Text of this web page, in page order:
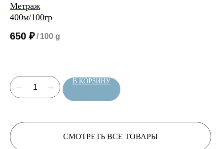
Метраж
400м/100гр
650 ₽/ 100 g
В КОРЗИНУ
СМОТРЕТЬ ВСЕ ТОВАРЫ
Нить, собранная из 3 нитей
будет иметь метраж: